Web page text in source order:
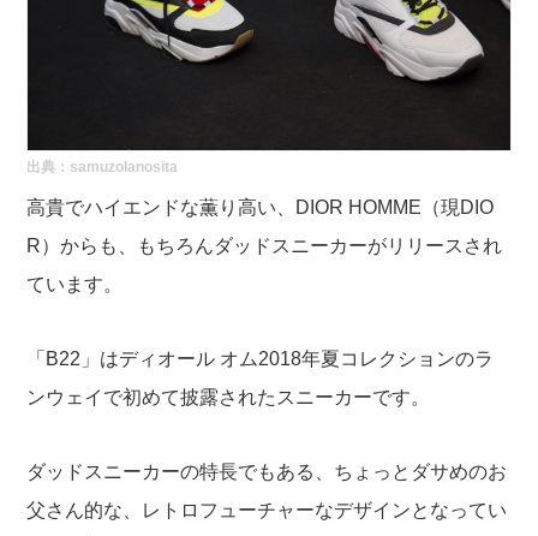
出典： samuzolanosita
高貴でハイエンドな薫り高い、DIOR HOMME（現DIO
R）からも、もちろんダッドスニーカーがリリースされ
ています。
「B22」はディオール オム2018年夏コレクションのラ
ンウェイで初めて披露されたスニーカーです。
ダッドスニーカーの特長でもある、ちょっとダサめのお
父さん的な、レトロフューチャーなデザインとなってい